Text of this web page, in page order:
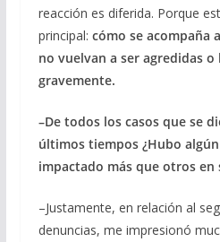
reacción es diferida. Porque
principal: cómo se acompaña
no vuelvan a ser agredidas o
gravemente.
–De todos los casos que se
últimos tiempos ¿Hubo
impactado más que otros en
–Justamente, en relación al
denuncias, me impresionó